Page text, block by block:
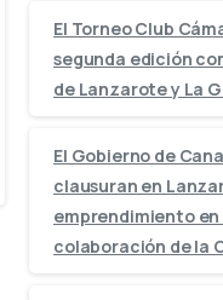
El Torneo Club
segunda edición
de Lanzarote y La
El Gobierno de
clausuran en
emprendimiento
colaboración de la